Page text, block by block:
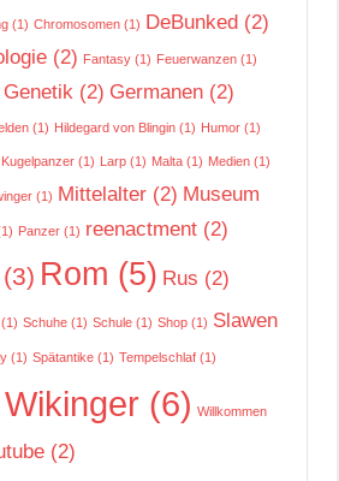
(1) Chromosomen (1) DeBunked (2)
(2) Fantasy (1) Feuerwanzen (1)
Genetik (2) Germanen (2)
(1) Hildegard von Blingin (1) Humor (1)
Kugelpanzer (1) Larp (1) Malta (1) Medien (1)
(1) Mittelalter (2) Museum
Panzer (1) reenactment (2)
(3) Rom (5) Rus (2)
(1) Schuhe (1) Schule (1) Shop (1) Slawen
(1) Spätantike (1) Tempelschlaf (1)
Wikinger (6) Willkommen
(2)